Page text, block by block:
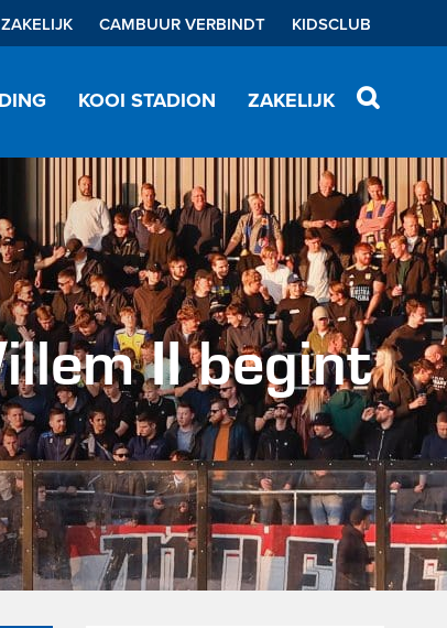
ZAKELIJK CAMBUUR VERBINDT KIDSCLUB
KOOI STADION ZAKELIJK
II begint